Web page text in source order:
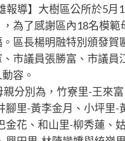
報導】大樹區公所於5
為了感謝區內18名模
區長楊明融特別頒發賀
市議員張勝富、市議員
容。
分別為，竹寮里-王來
腳里-黃李金月、小坪里
金花、和山里-柳秀蓮、